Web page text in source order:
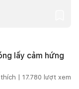
lấy cảm hứng
| 17.780 lượt xem